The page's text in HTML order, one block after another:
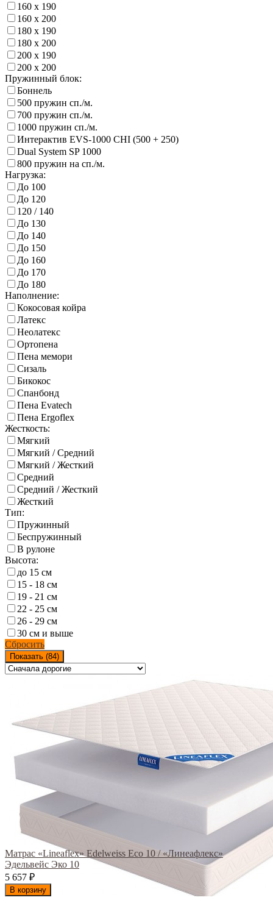
160 х 190
160 х 200
180 х 190
180 х 200
200 х 190
200 х 200
Пружинный блок:
Боннель
500 пружин сп./м.
700 пружин сп./м.
1000 пружин сп./м.
Интерактив EVS-1000 CHI (500 + 250)
Dual System SP 1000
800 пружин на сп./м.
Нагрузка:
До 100
До 120
120 / 140
До 130
До 140
До 150
До 160
До 170
До 180
Наполнение:
Кокосовая койра
Латекс
Неолатекс
Ортопена
Пена мемори
Сизаль
Бикокос
Спанбонд
Пена Evatech
Пена Ergoflex
Жесткость:
Мягкий
Мягкий / Средний
Мягкий / Жесткий
Средний
Средний / Жесткий
Жесткий
Тип:
Пружинный
Беспружинный
В рулоне
Высота:
до 15 см
15 - 18 см
19 - 21 см
22 - 25 см
26 - 29 см
30 см и выше
Сбросить
Показать (84)
Матрас «Lineaflex» Edelweiss Eco 10 / «Линеафлекс»
Эдельвейс Эко 10
5 657 ₽
В корзину